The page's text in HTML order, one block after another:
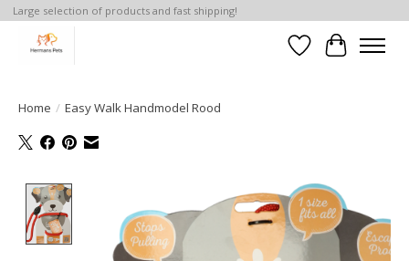
Large selection of products and fast shipping!
Verlanglijst
Home / Easy Walk Handmodel Rood
Product image slideshow Items